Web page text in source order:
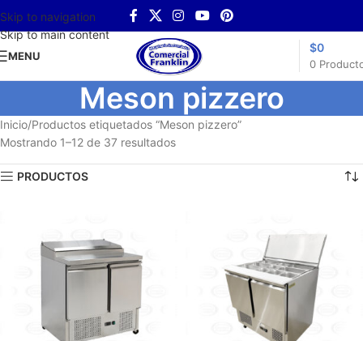
Skip to navigation
Skip to main content
MENU
0
$0
Meson pizzero
Inicio Productos etiquetados “Meson pizzero”
Mostrando 1–12 de 37 resultados
PRODUCTOS